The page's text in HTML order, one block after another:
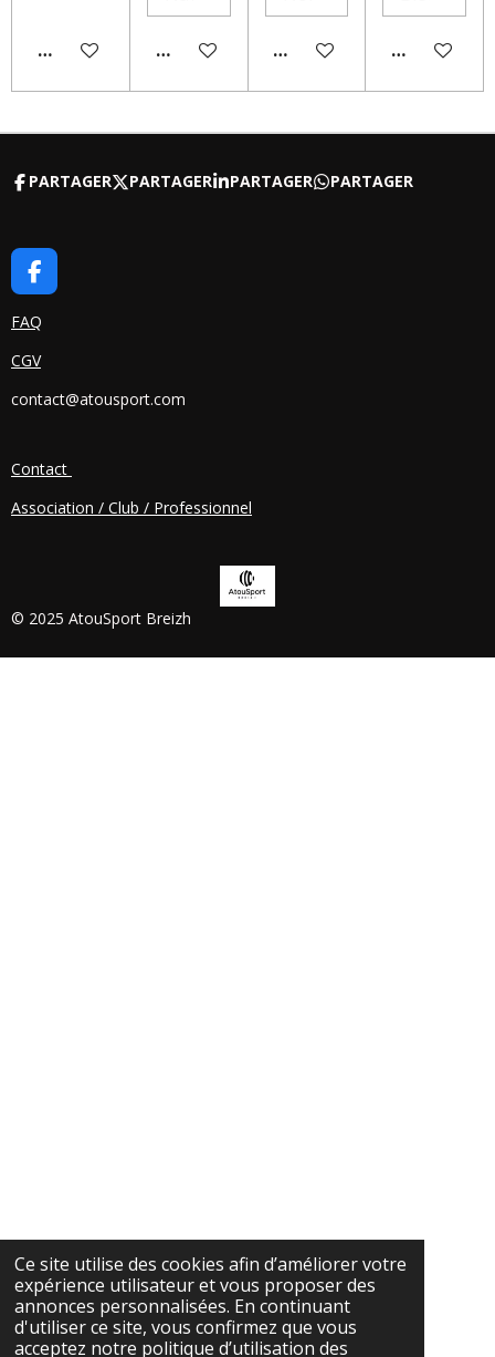
Ce site utilise des cookies afin d’améliorer votre
expérience utilisateur et vous proposer des
annonces personnalisées. En continuant
d'utiliser ce site, vous confirmez que vous
acceptez notre politique d’utilisation des
AJOUTER AU PANIERAJOUTER AU PANIERM'AVERTIR SI DISPONIBLE
AJOUTER
PARTAGER PARTAGER PARTAGER PARTAGER
F
A
C
B
O
FAQ
CGV
contact@atousport.com
Contact
Association / Club / Professionnel
© 2025 AtouSport Breizh